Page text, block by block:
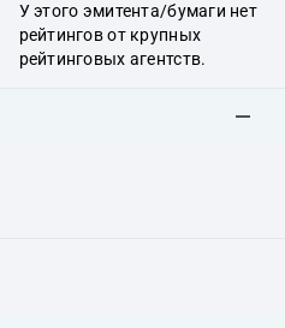
У этого эмитента/бумаги нет
рейтингов от крупных
рейтинговых агентств.